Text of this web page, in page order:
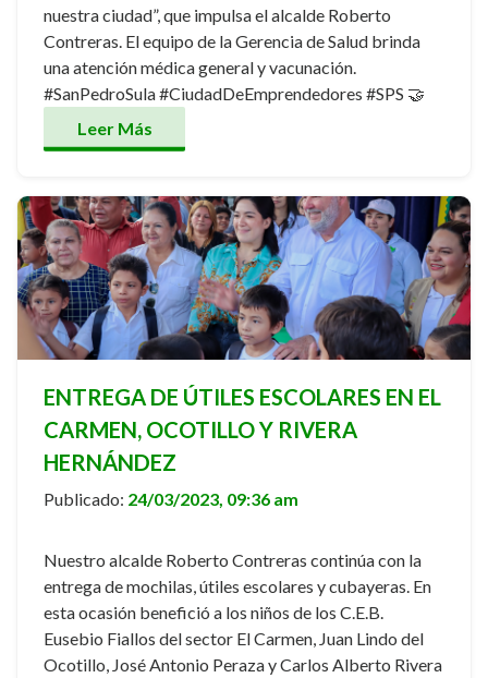
nuestra ciudad”, que impulsa el alcalde Roberto
Contreras. El equipo de la Gerencia de Salud brinda
una atención médica general y vacunación.
#SanPedroSula #CiudadDeEmprendedores #SPS 🤝
Leer Más
ENTREGA DE ÚTILES ESCOLARES EN EL
CARMEN, OCOTILLO Y RIVERA
HERNÁNDEZ
Publicado: 24/03/2023, 09:36 am
Nuestro alcalde Roberto Contreras continúa con la
entrega de mochilas, útiles escolares y cubayeras. En
esta ocasión benefició a los niños de los C.E.B.
Eusebio Fiallos del sector El Carmen, Juan Lindo del
Ocotillo, José Antonio Peraza y Carlos Alberto Rivera